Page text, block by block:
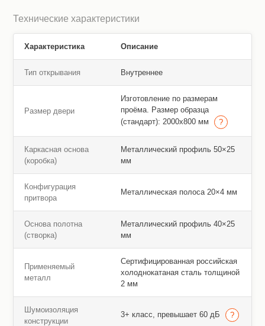
Технические характеристики
Характеристика Описание
Тип открывания Внутреннее
Размер двери
Изготовление по размерам
проёма. Размер образца
(стандарт): 2000х800 мм
Каркасная основа
(коробка)
Металлический профиль 50×25
мм
Конфигурация
притвора
Металлическая полоса 20×4 мм
Основа полотна
(створка)
Металлический профиль 40×25
мм
Применяемый
металл
Сертифицированная российская
холоднокатаная сталь толщиной
2 мм
Шумоизоляция
конструкции
3+ класс, превышает 60 дБ